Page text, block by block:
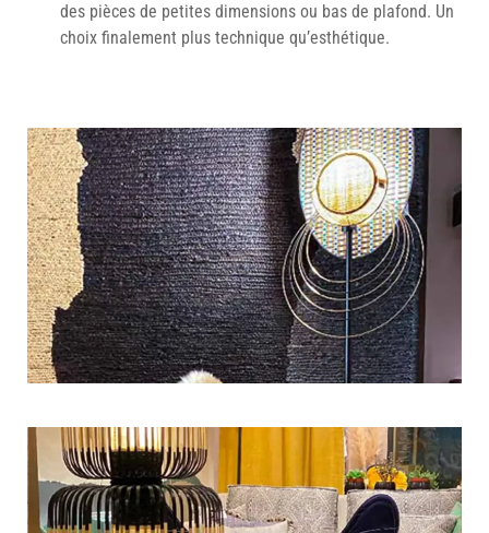
des pièces de petites dimensions ou bas de plafond. Un
choix finalement plus technique qu’esthétique.